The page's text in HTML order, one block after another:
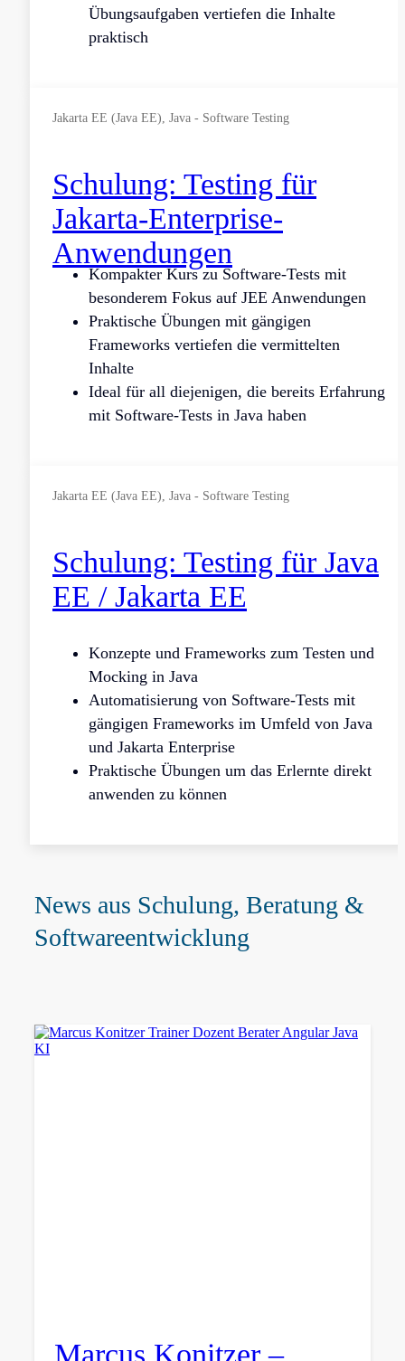
Übungsaufgaben vertiefen die Inhalte
praktisch
Jakarta EE (Java EE), Java - Software Testing
Schulung: Testing für
Jakarta-Enterprise-
Anwendungen
Kompakter Kurs zu Software-Tests mit
besonderem Fokus auf JEE Anwendungen
Praktische Übungen mit gängigen
Frameworks vertiefen die vermittelten
Inhalte
Ideal für all diejenigen, die bereits Erfahrung
mit Software-Tests in Java haben
Jakarta EE (Java EE), Java - Software Testing
Schulung: Testing für Java
EE / Jakarta EE
Konzepte und Frameworks zum Testen und
Mocking in Java
Automatisierung von Software-Tests mit
gängigen Frameworks im Umfeld von Java
und Jakarta Enterprise
Praktische Übungen um das Erlernte direkt
anwenden zu können
News aus Schulung, Beratung &
Softwareentwicklung
Marcus Konitzer –